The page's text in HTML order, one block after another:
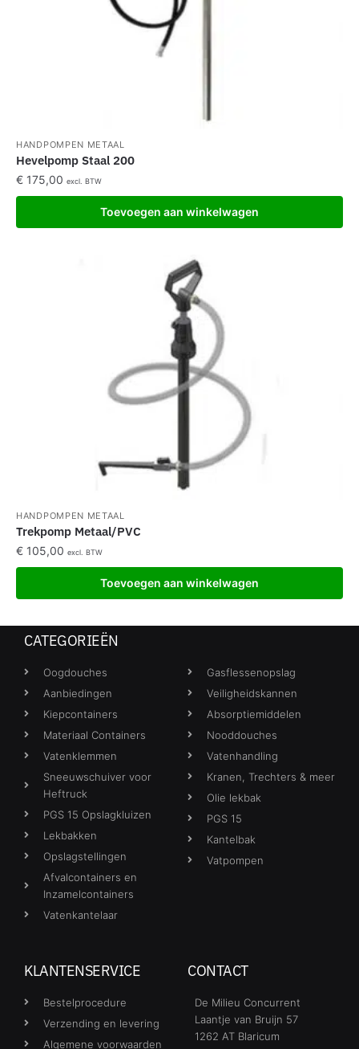
HANDPOMPEN METAAL
Hevelpomp Staal 200
€ 175,00 excl. BTW
Toevoegen aan winkelwagen
HANDPOMPEN METAAL
Trekpomp Metaal/PVC
€ 105,00 excl. BTW
Toevoegen aan winkelwagen
CATEGORIEËN
Oogdouches
Aanbiedingen
Kiepcontainers
Materiaal Containers
Vatenklemmen
Sneeuwschuiver voor
Heftruck
PGS 15 Opslagkluizen
Lekbakken
Opslagstellingen
Afvalcontainers en
Inzamelcontainers
Vatenkantelaar
Gasflessenopslag
Veiligheidskannen
Absorptiemiddelen
Nooddouches
Vatenhandling
Kranen, Trechters & meer
Olie lekbak
PGS 15
Kantelbak
Vatpompen
KLANTENSERVICE
Bestelprocedure
Verzending en levering
Algemene voorwaarden
CONTACT
De Milieu Concurrent
Laantje van Bruijn 57
1262 AT Blaricum